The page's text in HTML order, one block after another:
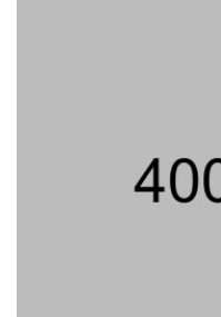
04/08/
Geger!